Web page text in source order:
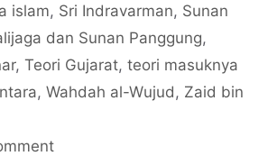
islam, Sri Indravarman, Sunan
dan Sunan Panggung,
, Teori Gujarat, teori masuknya
, Wahdah al-Wujud , Zaid bin